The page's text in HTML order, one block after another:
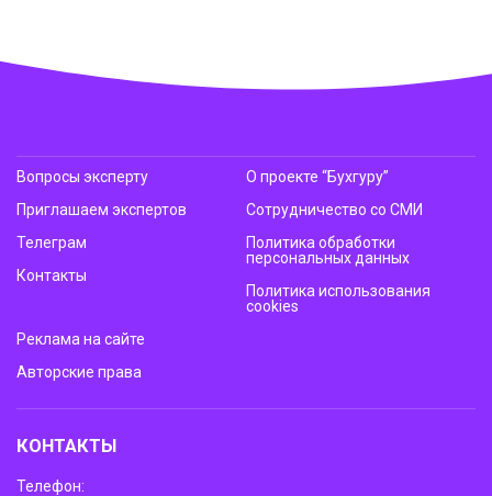
Вопросы эксперту
Приглашаем экспертов
Телеграм
Контакты
О проекте “Бухгуру”
Сотрудничество со СМИ
Политика обработки
персональных данных
Политика использования
cookies
Реклама на сайте
Авторские права
КОНТАКТЫ
Телефон: